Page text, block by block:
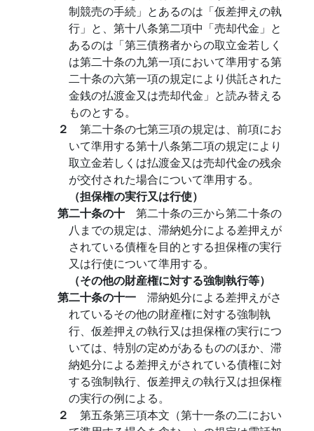
制競売の手続」とあるのは「仮差押えの執
行」と、第十八条第二項中「売却代金」と
あるのは「第三債務者からの取立金若しく
は第二十条の九第一項において準用する第
二十条の六第一項の規定により供託された
金銭の払渡金又は売却代金」と読み替える
ものとする。
２ 第二十条の七第三項の規定は、前項にお
いて準用する第十八条第二項の規定により
取立金若しくは払渡金又は売却代金の残余
が交付された場合について準用する。
（担保権の実行又は行使）
第二十条の十 第二十条の三から第二十条の
八までの規定は、滞納処分による差押えが
されている債権を目的とする担保権の実行
又は行使について準用する。
（その他の財産権に対する強制執行等）
第二十条の十一 滞納処分による差押えがさ
れているその他の財産権に対する強制執
行、仮差押えの執行又は担保権の実行につ
いては、特別の定めがあるもののほか、滞
納処分による差押えがされている債権に対
する強制執行、仮差押えの執行又は担保権
の実行の例による。
２ 第五条第三項本文（第十一条の二におい